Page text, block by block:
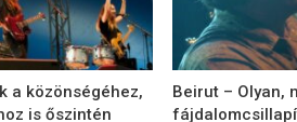
a közönségéhez,
is őszintén
Beirut – Olyan,